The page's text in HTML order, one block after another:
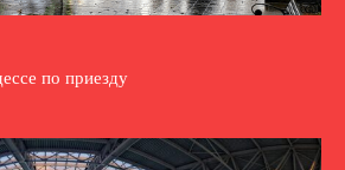
по приезду